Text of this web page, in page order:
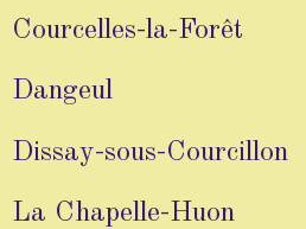
Courcelles-la-Forêt
Dangeul
Dissay-sous-Courcillon
La Chapelle-Huon